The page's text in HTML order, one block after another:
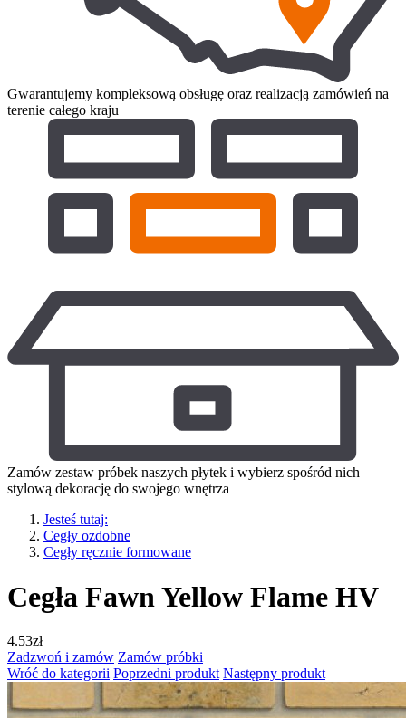
Gwarantujemy kompleksową obsługę oraz realizacją zamówień na
terenie całego kraju
Zamów zestaw próbek naszych płytek i wybierz spośród nich
stylową dekorację do swojego wnętrza
Jesteś tutaj:
Cegły ozdobne
Cegły ręcznie formowane
Cegła Fawn Yellow Flame HV
4.53zł
Zadzwoń i zamów Zamów próbki
Wróć do kategorii Poprzedni produkt Następny produkt